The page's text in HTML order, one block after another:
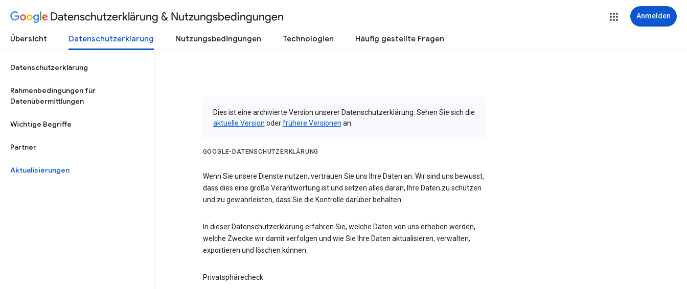
Datenschutzerklärung & Nutzungsbedingungen Anmelden
Übersicht Datenschutzerklärung Nutzungsbedingungen Technologien Häufig gestellte Fragen
Datenschutzerklärung
Rahmenbedingungen für
Datenübermittlungen
Wichtige Begriffe
Partner
Aktualisierungen
Dies ist eine archivierte Version unserer Datenschutzerklärung. Sehen Sie sich die
aktuelle Version oderfrühere Versionen an.
GOOGLE-DATENSCHUTZERKLÄRUNG
Wenn Sie unsere Dienste nutzen, vertrauen Sie uns Ihre Daten an. Wir sind uns bewusst,
dass dies eine große Verantwortung ist und setzen alles daran, Ihre Daten zu schützen
und zu gewährleisten, dass Sie die Kontrolle darüber behalten.
In dieser Datenschutzerklärung erfahren Sie, welche Daten von uns erhoben werden,
welche Zwecke wir damit verfolgen und wie Sie Ihre Daten aktualisieren, verwalten,
exportieren und löschen können.
Privatsphärecheck